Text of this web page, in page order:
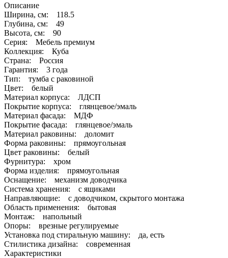
Описание
Ширина, см: 118.5
Глубина, см: 49
Высота, см: 90
Серия: Мебель премиум
Коллекция: Куба
Страна: Россия
Гарантия: 3 года
Тип: тумба с раковиной
Цвет: белый
Материал корпуса: ЛДСП
Покрытие корпуса: глянцевое/эмаль
Материал фасада: МДФ
Покрытие фасада: глянцевое/эмаль
Материал раковины: доломит
Форма раковины: прямоугольная
Цвет раковины: белый
Фурнитура: хром
Форма изделия: прямоугольная
Оснащение: механизм доводчика
Система хранения: с ящиками
Направляющие: с доводчиком, скрытого монтажа
Область применения: бытовая
Монтаж: напольный
Опоры: врезные регулируемые
Установка под стиральную машину: да, есть
Стилистика дизайна: современная
Характеристики